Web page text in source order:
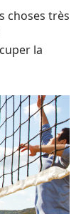
choses très
la